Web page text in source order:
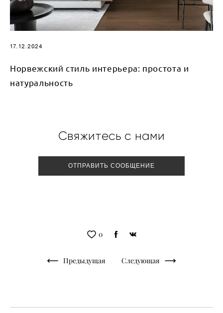
17.12.2024
Норвежский стиль интерьера: простота и
натуральность
Свяжитесь с нами
ОТПРАВИТЬ СООБЩЕНИЕ
0
Предыдущая Следующая